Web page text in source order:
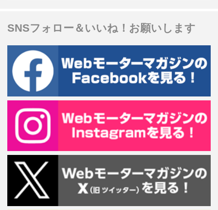
SNSフォロー＆いいね！お願いします